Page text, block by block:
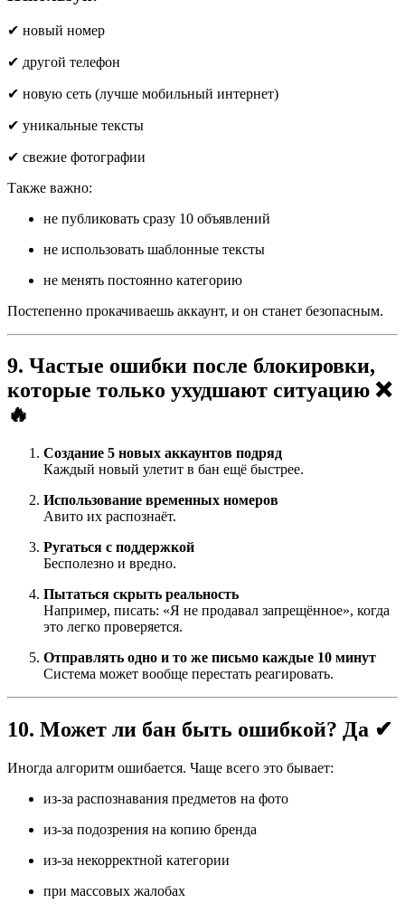
✔ новый номер
✔ другой телефон
✔ новую сеть (лучше мобильный интернет)
✔ уникальные тексты
✔ свежие фотографии
Также важно:
не публиковать сразу 10 объявлений
не использовать шаблонные тексты
не менять постоянно категорию
Постепенно прокачиваешь аккаунт, и он станет безопасным.
9. Частые ошибки после блокировки,
которые только ухудшают ситуацию ❌
🔥
Создание 5 новых аккаунтов подряд
Каждый новый улетит в бан ещё быстрее.
Использование временных номеров
Авито их распознаёт.
Ругаться с поддержкой
Бесполезно и вредно.
Пытаться скрыть реальность
Например, писать: «Я не продавал запрещённое», когда
это легко проверяется.
Отправлять одно и то же письмо каждые 10 минут
Система может вообще перестать реагировать.
10. Может ли бан быть ошибкой? Да ✔
Иногда алгоритм ошибается. Чаще всего это бывает:
из-за распознавания предметов на фото
из-за подозрения на копию бренда
из-за некорректной категории
при массовых жалобах